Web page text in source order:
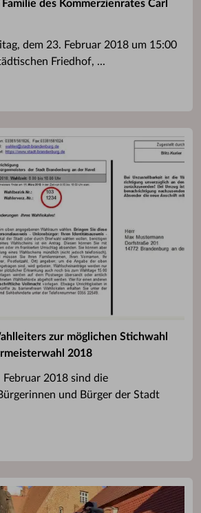
des Kommerzienrates Carl
dem 23. Februar 2018 um 15:00
Friedhof, ...
zur möglichen Stichwahl
2018
Februar 2018 sind die
und Bürger der Stadt